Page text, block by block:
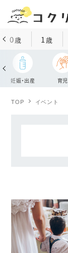
0歳 1歳
妊娠・出産 育児
TOP イベント